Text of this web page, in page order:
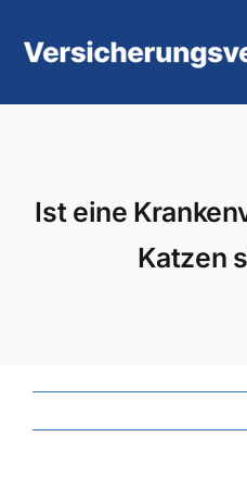
Inhalt
Motorradversicherung
Ist eine
Katzen